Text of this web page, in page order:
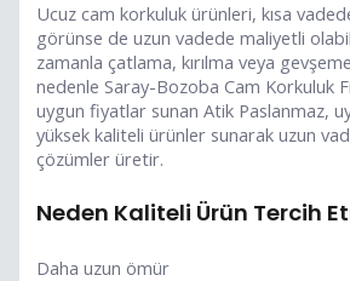
Ucuz cam korkuluk ürünleri, kısa
görünse de uzun vadede maliyetli
zamanla çatlama, kırılma veya
nedenle Saray-Bozoba Cam Korkuluk
uygun fiyatlar sunan Atik Paslanmaz,
yüksek kaliteli ürünler sunarak uzun
çözümler üretir.
Neden Kaliteli Ürün Tercih
Daha uzun ömür